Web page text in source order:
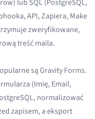
lub SQL (PostgreSQL,
API, Zapiera, Make
zweryfikowane,
treść maila.
są Gravity Forms.
(Imię, Email,
normalizować
zapisem, a eksport